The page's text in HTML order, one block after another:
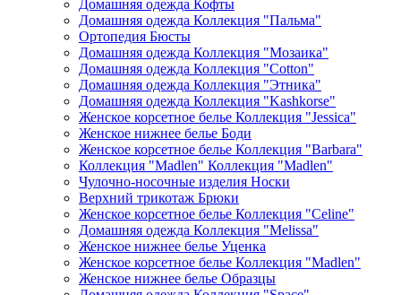
Домашняя одежда Кофты
Домашняя одежда Коллекция "Пальма"
Ортопедия Бюсты
Домашняя одежда Коллекция "Мозаика"
Домашняя одежда Коллекция "Cotton"
Домашняя одежда Коллекция "Этника"
Домашняя одежда Коллекция "Kashkorse"
Женское корсетное белье Коллекция "Jessica"
Женское нижнее белье Боди
Женское корсетное белье Коллекция "Barbara"
Коллекция "Madlen" Коллекция "Madlen"
Чулочно-носочные изделия Носки
Верхний трикотаж Брюки
Женское корсетное белье Коллекция "Celine"
Домашняя одежда Коллекция "Melissa"
Женское нижнее белье Уценка
Женское корсетное белье Коллекция "Madlen"
Женское нижнее белье Образцы